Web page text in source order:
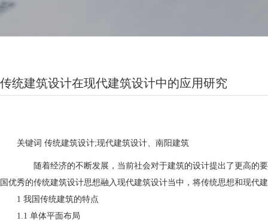
传统建筑设计在现代建筑设计中的应用研究
关键词 传统建筑设计;现代建筑设计、南阳建筑
随着经济的不断发展，当前社会对于建筑的设计提出了更高的
国优秀的传统建筑设计思想融入现代建筑设计当中，将传统思想和现
1 我国传统建筑的特点
1.1 单体平面布局